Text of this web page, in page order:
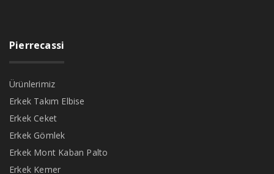
Pierrecassi
Ürünlerimiz
Erkek Takım Elbise
Erkek Ceket
Erkek Gömlek
Erkek Mont Kaban Palto
Erkek Kemer